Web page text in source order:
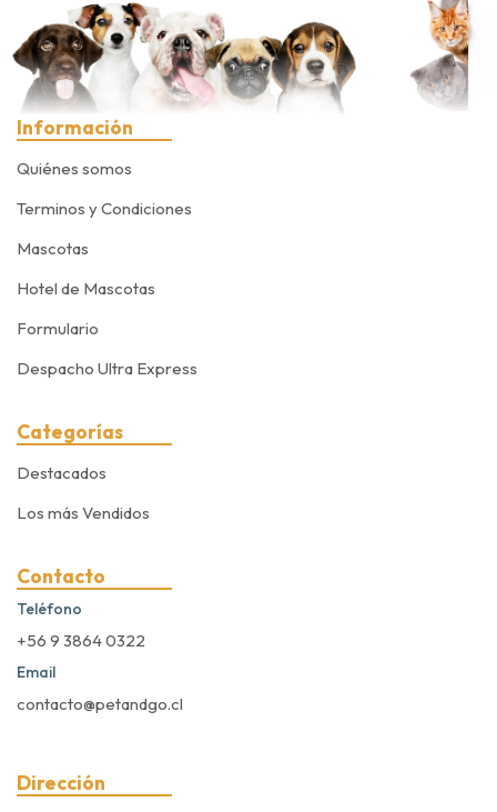
Información
Quiénes somos
Terminos y Condiciones
Mascotas
Hotel de Mascotas
Formulario
Despacho Ultra Express
Categorías
Destacados
Los más Vendidos
Contacto
Teléfono
+56 9 3864 0322
Email
contacto@petandgo.cl
Dirección